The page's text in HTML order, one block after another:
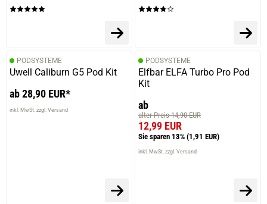
PODSYSTEME
Uwell Caliburn G5 Pod Kit
ab 28,90 EUR*
inkl. MwSt. zzgl. Versand
PODSYSTEME
Elfbar ELFA Turbo Pro Pod
Kit
ab
alter Preis 14,90 EUR
12,99 EUR
Sie sparen 13% (1,91 EUR)
inkl. MwSt. zzgl. Versand